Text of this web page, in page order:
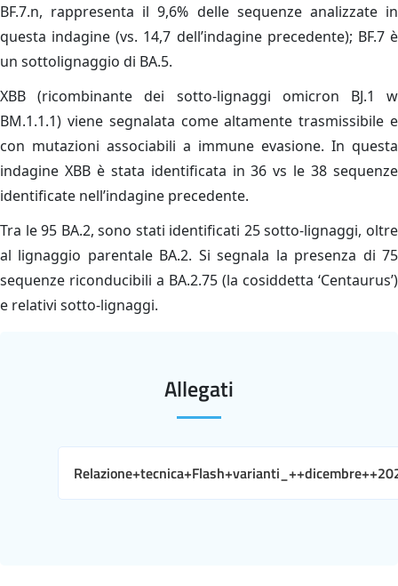
BF.7.n, rappresenta il 9,6% delle sequenze analizzate in
questa indagine (vs. 14,7 dell’indagine precedente); BF.7 è
un sottolignaggio di BA.5.
XBB (ricombinante dei sotto-lignaggi omicron BJ.1 w
BM.1.1.1) viene segnalata come altamente trasmissibile e
con mutazioni associabili a immune evasione. In questa
indagine XBB è stata identificata in 36 vs le 38 sequenze
identificate nell’indagine precedente.
Tra le 95 BA.2, sono stati identificati 25 sotto-lignaggi, oltre
al lignaggio parentale BA.2. Si segnala la presenza di 75
sequenze riconducibili a BA.2.75 (la cosiddetta ‘Centaurus’)
e relativi sotto-lignaggi.
Allegati